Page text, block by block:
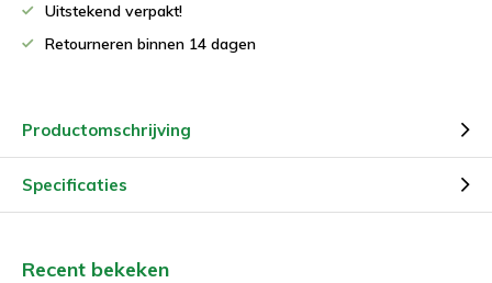
Uitstekend verpakt!
Retourneren binnen 14 dagen
Productomschrijving
Specificaties
Recent bekeken